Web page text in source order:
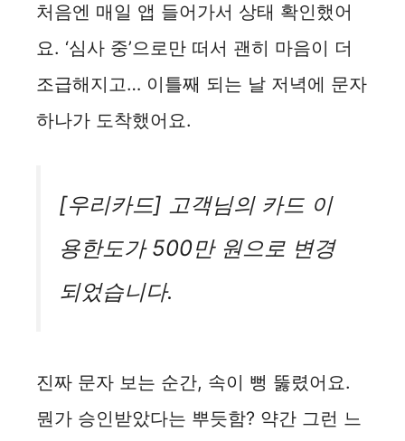
처음엔 매일 앱 들어가서 상태 확인했어
요. ‘심사 중’으로만 떠서 괜히 마음이 더
조급해지고… 이틀째 되는 날 저녁에 문자
하나가 도착했어요.
[우리카드] 고객님의 카드 이
용한도가 500만 원으로 변경
되었습니다.
진짜 문자 보는 순간, 속이 뻥 뚫렸어요.
뭔가 승인받았다는 뿌듯함? 약간 그런 느